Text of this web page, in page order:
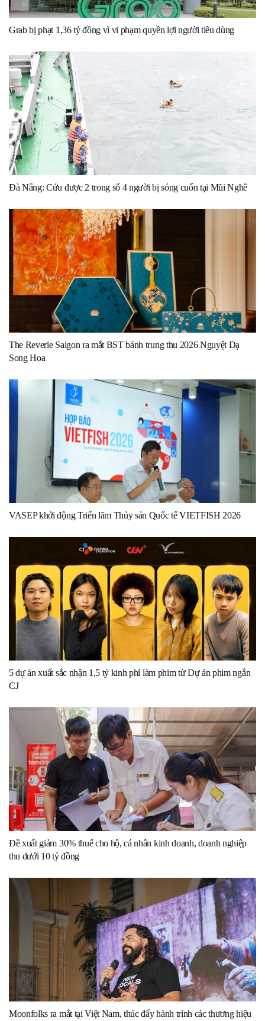
Grab bị phạt 1,36 tỷ đồng vì vi phạm quyền lợi người tiêu dùng
Đà Nẵng: Cứu được 2 trong số 4 người bị sóng cuốn tại Mũi Nghê
The Reverie Saigon ra mắt BST bánh trung thu 2026 Nguyệt Dạ
Song Hoa
VASEP khởi động Triển lãm Thủy sản Quốc tế VIETFISH 2026
5 dự án xuất sắc nhận 1,5 tỷ kinh phí làm phim từ Dự án phim ngắn
CJ
Đề xuất giảm 30% thuế cho hộ, cá nhân kinh doanh, doanh nghiệp
thu dưới 10 tỷ đồng
Moonfolks ra mắt tại Việt Nam, thúc đẩy hành trình các thương hiệu